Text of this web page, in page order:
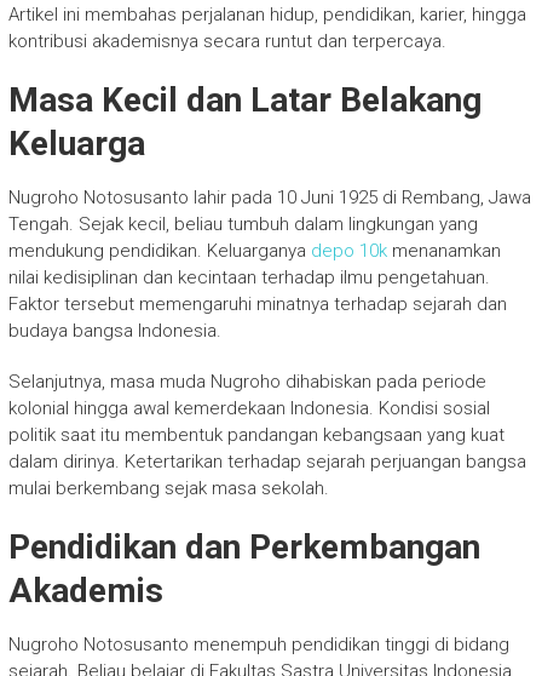
Artikel ini membahas perjalanan hidup, pendidikan, karier, hingga
kontribusi akademisnya secara runtut dan terpercaya.
Masa Kecil dan Latar Belakang
Keluarga
Nugroho Notosusanto lahir pada 10 Juni 1925 di Rembang, Jawa
Tengah. Sejak kecil, beliau tumbuh dalam lingkungan yang
mendukung pendidikan. Keluarganya depo 10kmenanamkan
nilai kedisiplinan dan kecintaan terhadap ilmu pengetahuan.
Faktor tersebut memengaruhi minatnya terhadap sejarah dan
budaya bangsa Indonesia.
Selanjutnya, masa muda Nugroho dihabiskan pada periode
kolonial hingga awal kemerdekaan Indonesia. Kondisi sosial
politik saat itu membentuk pandangan kebangsaan yang kuat
dalam dirinya. Ketertarikan terhadap sejarah perjuangan bangsa
mulai berkembang sejak masa sekolah.
Pendidikan dan Perkembangan
Akademis
Nugroho Notosusanto menempuh pendidikan tinggi di bidang
sejarah. Beliau belajar di Fakultas Sastra Universitas Indonesia